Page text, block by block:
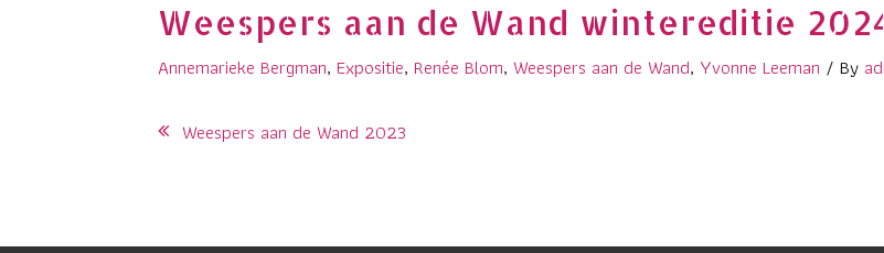
Weespers aan de Wand wintereditie
Annemarieke Bergman, Expositie, Renée Blom, Weespers aan de Wand, Yvonne Leeman / By
Post
Weespers aan de Wand 2023